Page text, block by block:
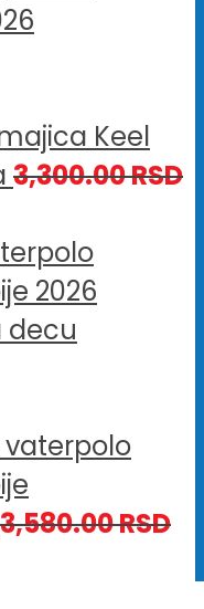
Keel
3,300.00RSD
decu
3,580.00RSD